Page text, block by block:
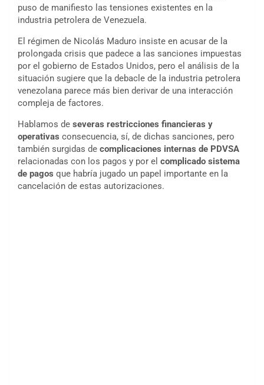
puso de manifiesto las tensiones existentes en la
industria petrolera de Venezuela.
El régimen de Nicolás Maduro insiste en acusar de la
prolongada crisis que padece a las sanciones impuestas
por el gobierno de Estados Unidos, pero el análisis de la
situación sugiere que la debacle de la industria petrolera
venezolana parece más bien derivar de una interacción
compleja de factores.
Hablamos de severas restricciones financieras y
operativas consecuencia, sí, de dichas sanciones, pero
también surgidas de complicaciones internas de PDVSA
relacionadas con los pagos y por el complicado sistema
de pagos que habría jugado un papel importante en la
cancelación de estas autorizaciones.